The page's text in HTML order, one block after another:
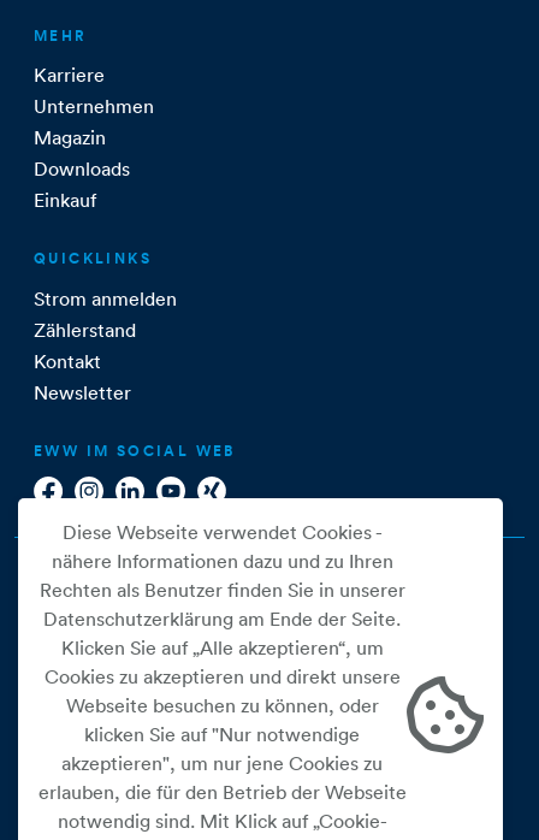
MEHR
Karriere
Unternehmen
Magazin
Downloads
Einkauf
QUICKLINKS
Strom anmelden
Zählerstand
Kontakt
Newsletter
EWW IM SOCIAL WEB
Cookie Einstellungen
Datenschutz
Impressum
Diese Webseite verwendet Cookies -
nähere Informationen dazu und zu Ihren
Rechten als Benutzer finden Sie in unserer
Datenschutzerklärung am Ende der Seite.
Klicken Sie auf „Alle akzeptieren“, um
Cookies zu akzeptieren und direkt unsere
Webseite besuchen zu können, oder
klicken Sie auf "Nur notwendige
akzeptieren", um nur jene Cookies zu
erlauben, die für den Betrieb der Webseite
notwendig sind. Mit Klick auf „Cookie-